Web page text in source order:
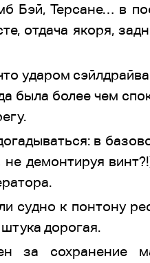
Бэй, Терсане… в
отдача якоря,
ударом сэйлдрайва
была более чем
в
демонтируя
судно к понтону
дорогая.
за сохранение